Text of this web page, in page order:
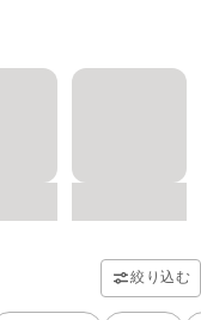
絞り込む